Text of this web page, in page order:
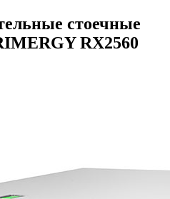
стоечные
RX2560